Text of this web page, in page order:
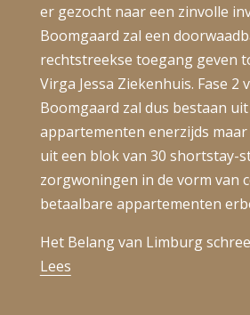
er gezocht naar een zinvolle
Boomgaard zal een
rechtstreekse toegang geven
Virga Jessa Ziekenhuis. Fase 2
Boomgaard zal dus bestaan uit
appartementen enerzijds
uit een blok van 30 shortstay-
zorgwoningen in de vorm van
betaalbare appartementen
Het Belang van Limburg
Lees